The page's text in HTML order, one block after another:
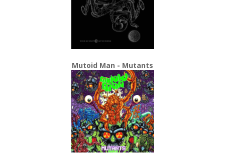
Mutoid Man - Mutants